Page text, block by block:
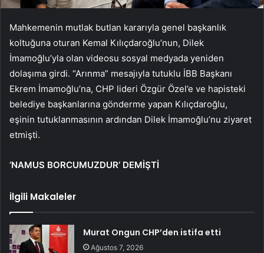
Mahkemenin mutlak butlan kararıyla genel başkanlık
koltuğuna oturan Kemal Kılıçdaroğlu’nun, Dilek
İmamoğlu’yla olan videosu sosyal medyada yeniden
dolaşıma girdi. “Arınma” mesajıyla tutuklu İBB Başkanı
Ekrem İmamoğlu’na, CHP lideri Özgür Özel’e ve hapisteki
belediye başkanlarına gönderme yapan Kılıçdaroğlu,
eşinin tutuklanmasının ardından Dilek İmamoğlu’nu ziyaret
etmişti.
‘NAMUS BORCUMUZDUR’ DEMİŞTİ
İlgili Makaleler
Murat Ongun CHP’den istifa etti
Ağustos 7, 2026